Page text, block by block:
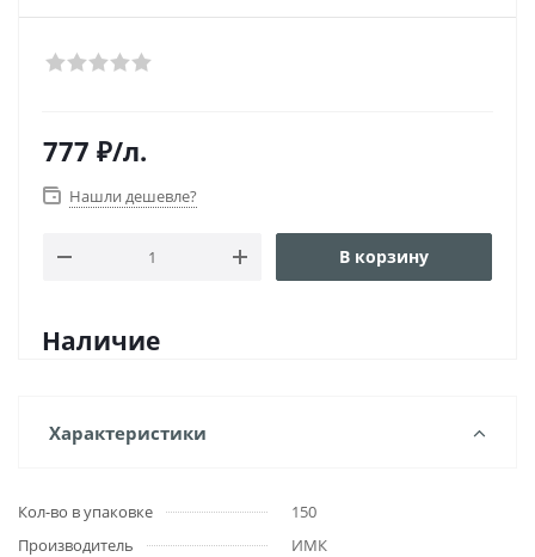
777 ₽/л.
Нашли дешевле?
В корзину
Наличие
Характеристики
Кол-во в упаковке
150
Производитель
ИМК